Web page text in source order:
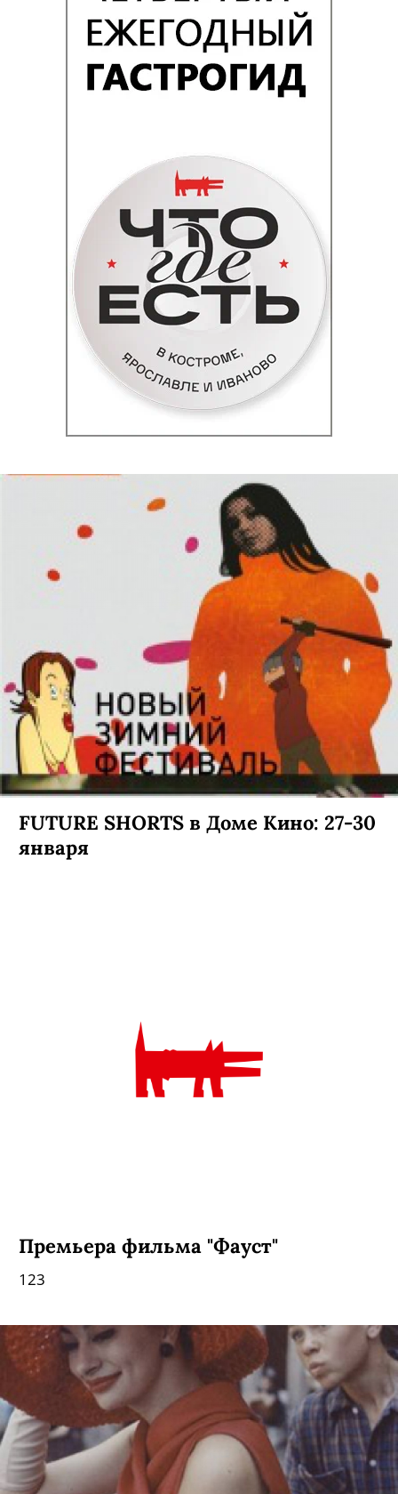
FUTURE SHORTS в Доме Кино: 27-30
января
Премьера фильма "Фауст"
123